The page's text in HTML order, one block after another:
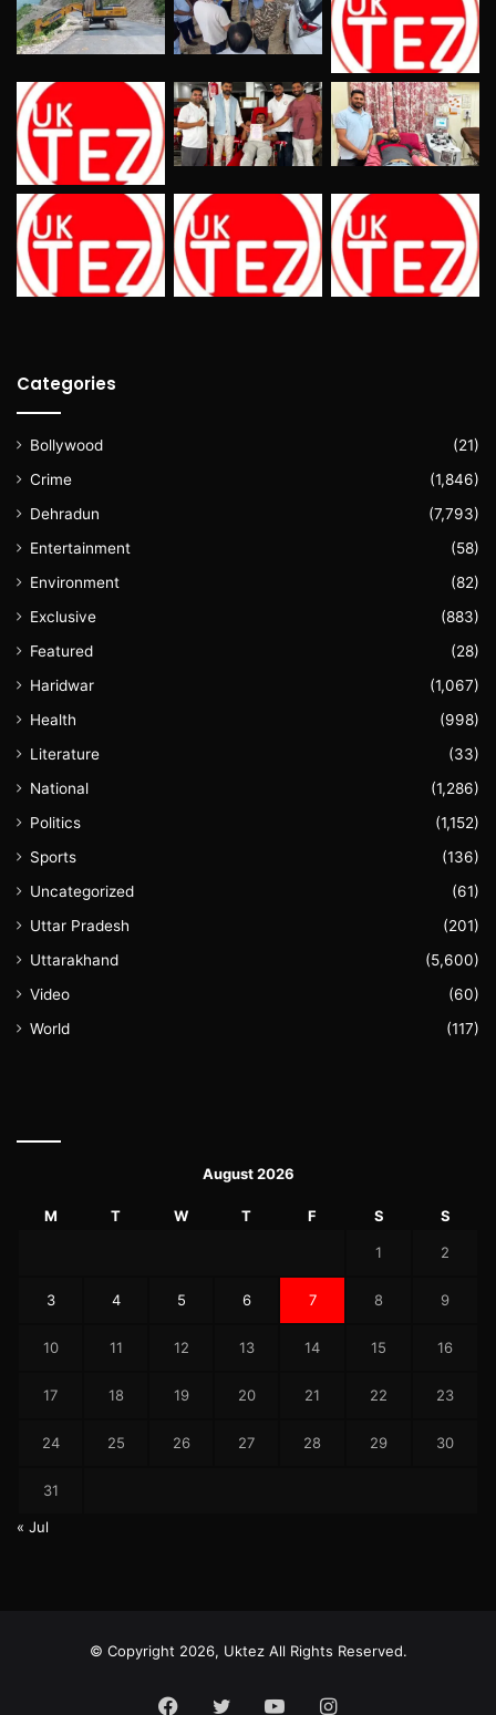
Categories
Bollywood
(21)
Crime
(1,846)
Dehradun
(7,793)
Entertainment
(58)
Environment
(82)
Exclusive
(883)
Featured
(28)
Haridwar
(1,067)
Health
(998)
Literature
(33)
National
(1,286)
Politics
(1,152)
Sports
(136)
Uncategorized
(61)
Uttar Pradesh
(201)
Uttarakhand
(5,600)
Video
(60)
World
(117)
August 2026
M T W T F S S
1 2
3 4 5 6 7 8 9
10 11 12 13 14 15 16
17 18 19 20 21 22 23
24 25 26 27 28 29 30
31
« Jul
© Copyright 2026, Uktez All Rights Reserved.
Facebook
Twitter YouTubeInstagram